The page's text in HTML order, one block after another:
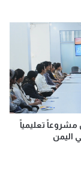
مشروعاً تعليمياً